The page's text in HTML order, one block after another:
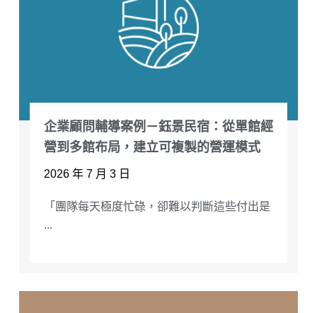
企業顧問輔導案例－鈺景民宿：從單館經
營到多館布局，建立可複製的營運模式
2026 年 7 月 3 日
「團隊每天極度忙碌，卻難以判斷這些付出是
...